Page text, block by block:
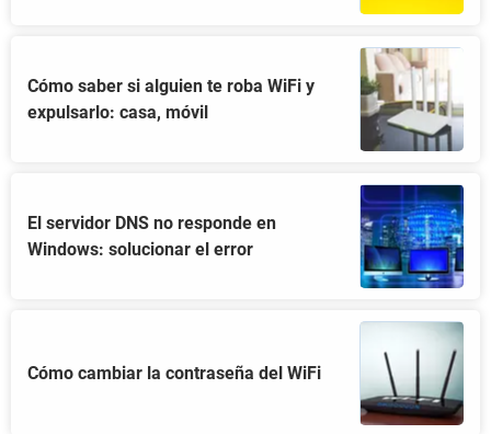
Cómo saber si alguien te roba WiFi y
expulsarlo: casa, móvil
El servidor DNS no responde en
Windows: solucionar el error
Cómo cambiar la contraseña del WiFi